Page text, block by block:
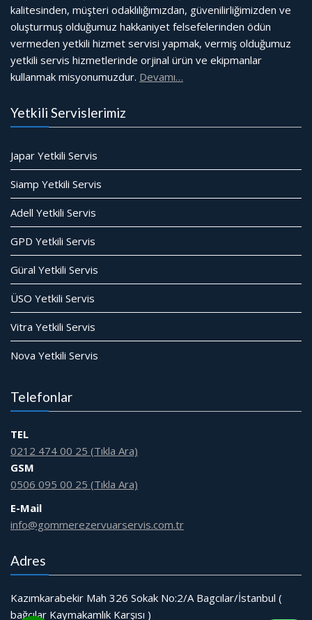
kalitesinden, müşteri odaklılığımızdan, güvenilirliğimizden ve
oluşturmuş olduğumuz hakkaniyet felsefelerinden ödün
vermeden yetkili hizmet servisi yapmak, vermiş olduğumuz
yetkili servis hizmetlerinde orjinal ürün ve ekipmanlar
kullanmak misyonumuzdur. Devamı…
Yetkili Servislerimiz
Japar Yetkili Servis
Siamp Yetkili Servis
Adell Yetkili Servis
GPD Yetkili Servis
Güral Yetkili Servis
ÜSO Yetkili Servis
Vitra Yetkili Servis
Nova Yetkili Servis
Telefonlar
TEL
0212 474 00 25 (Tıkla Ara)
GSM
0506 095 00 25 (Tıkla Ara)
E-Mail
info@gommerezervuarservis.com.tr
Adres
Kazımkarabekir Mah 326 Sokak No:2/A Bagcılar/İstanbul (
bağcılar Kaymakamlık Karşısı )